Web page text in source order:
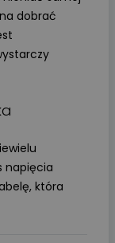
dobrać
napięcia
która